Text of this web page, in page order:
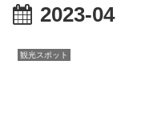
2023-04
観光スポット